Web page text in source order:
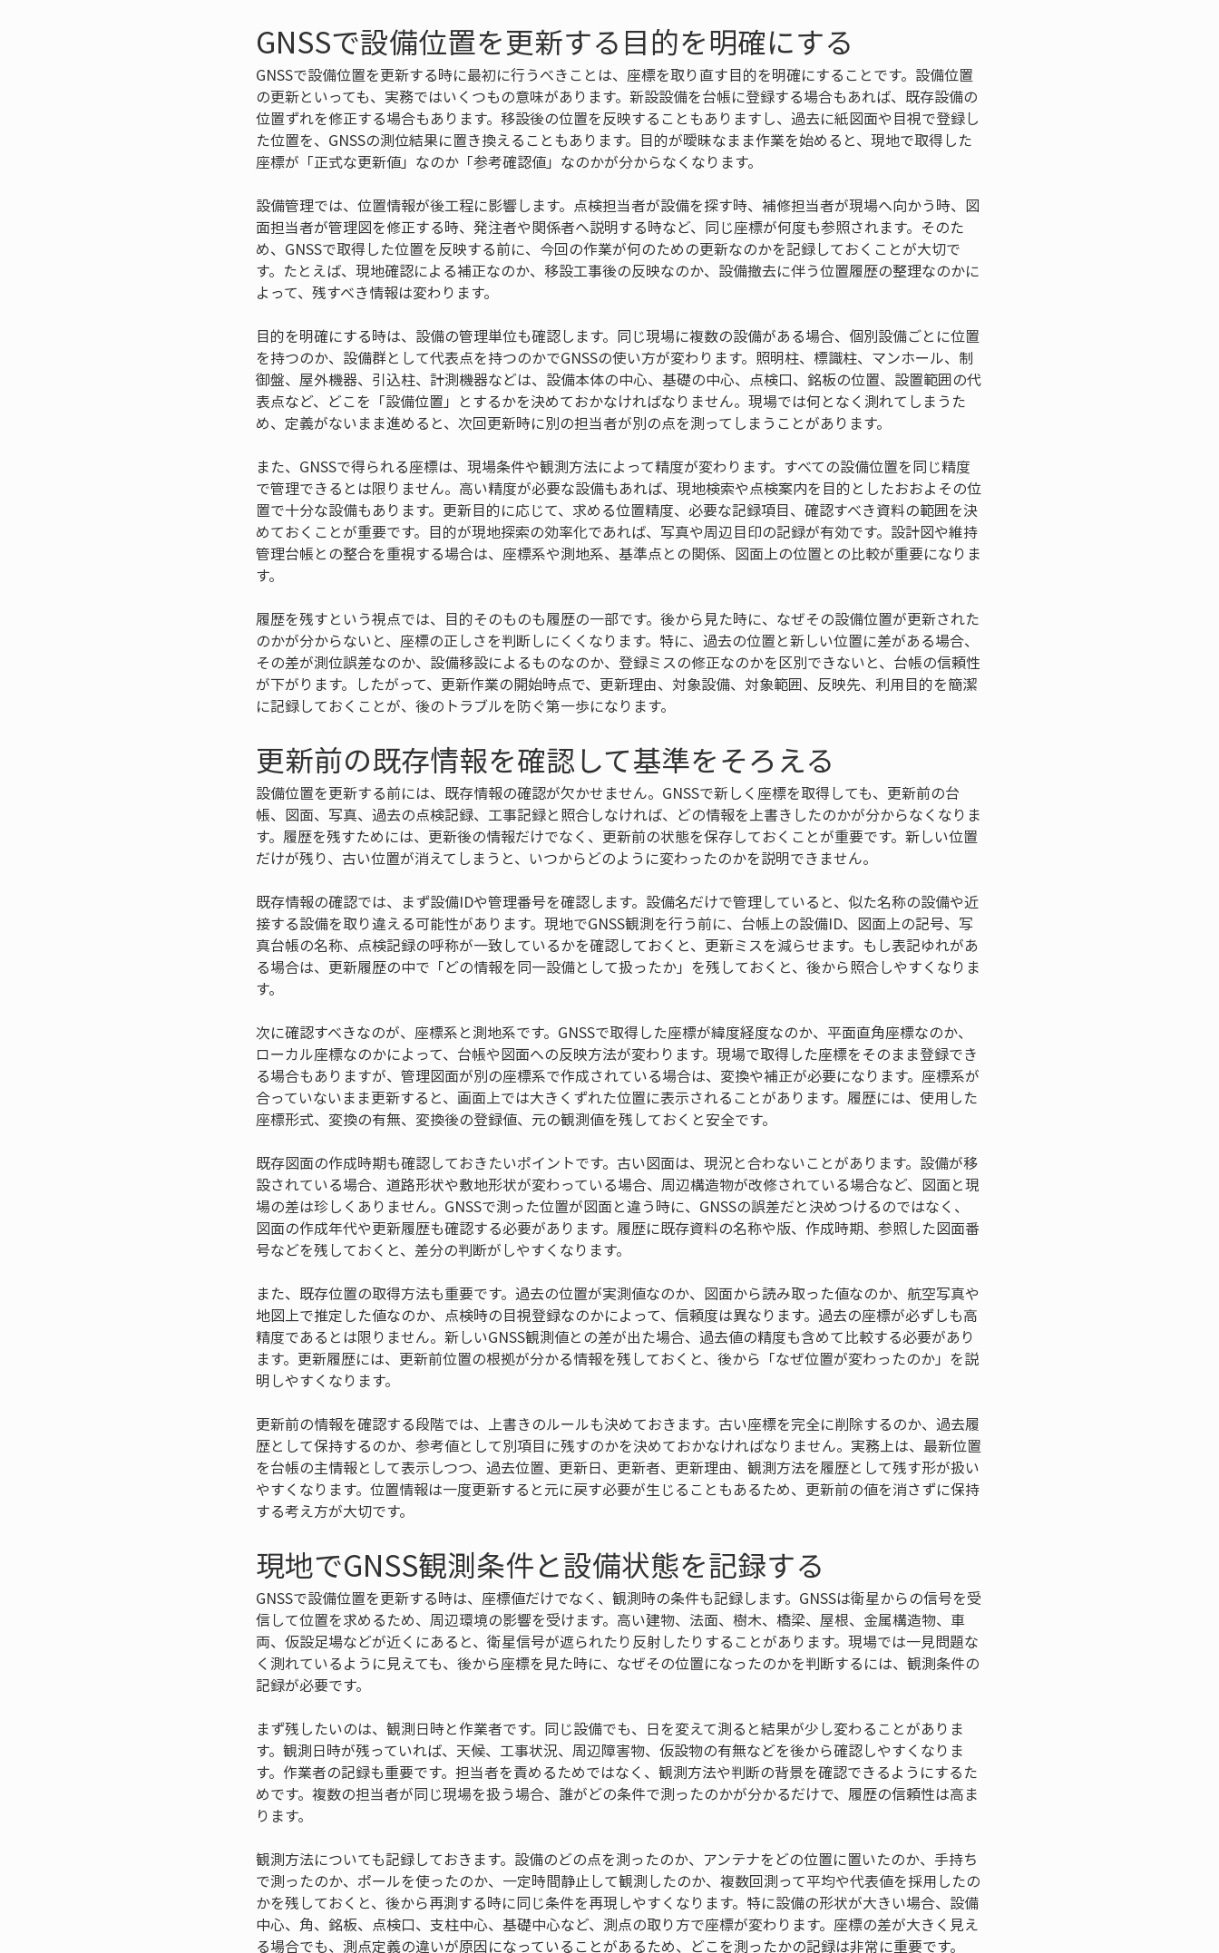
GNSSで設備位置を更新する目的を明確にする
GNSSで設備位置を更新する時に最初に行うべきことは、座標を取り直す目的を明確にすることです。設備位置
の更新といっても、実務ではいくつもの意味があります。新設設備を台帳に登録する場合もあれば、既存設備の
位置ずれを修正する場合もあります。移設後の位置を反映することもありますし、過去に紙図面や目視で登録し
た位置を、GNSSの測位結果に置き換えることもあります。目的が曖昧なまま作業を始めると、現地で取得した
座標が「正式な更新値」なのか「参考確認値」なのかが分からなくなります。
設備管理では、位置情報が後工程に影響します。点検担当者が設備を探す時、補修担当者が現場へ向かう時、図
面担当者が管理図を修正する時、発注者や関係者へ説明する時など、同じ座標が何度も参照されます。そのた
め、GNSSで取得した位置を反映する前に、今回の作業が何のための更新なのかを記録しておくことが大切で
す。たとえば、現地確認による補正なのか、移設工事後の反映なのか、設備撤去に伴う位置履歴の整理なのかに
よって、残すべき情報は変わります。
目的を明確にする時は、設備の管理単位も確認します。同じ現場に複数の設備がある場合、個別設備ごとに位置
を持つのか、設備群として代表点を持つのかでGNSSの使い方が変わります。照明柱、標識柱、マンホール、制
御盤、屋外機器、引込柱、計測機器などは、設備本体の中心、基礎の中心、点検口、銘板の位置、設置範囲の代
表点など、どこを「設備位置」とするかを決めておかなければなりません。現場では何となく測れてしまうた
め、定義がないまま進めると、次回更新時に別の担当者が別の点を測ってしまうことがあります。
また、GNSSで得られる座標は、現場条件や観測方法によって精度が変わります。すべての設備位置を同じ精度
で管理できるとは限りません。高い精度が必要な設備もあれば、現地検索や点検案内を目的としたおおよその位
置で十分な設備もあります。更新目的に応じて、求める位置精度、必要な記録項目、確認すべき資料の範囲を決
めておくことが重要です。目的が現地探索の効率化であれば、写真や周辺目印の記録が有効です。設計図や維持
管理台帳との整合を重視する場合は、座標系や測地系、基準点との関係、図面上の位置との比較が重要になりま
す。
履歴を残すという視点では、目的そのものも履歴の一部です。後から見た時に、なぜその設備位置が更新された
のかが分からないと、座標の正しさを判断しにくくなります。特に、過去の位置と新しい位置に差がある場合、
その差が測位誤差なのか、設備移設によるものなのか、登録ミスの修正なのかを区別できないと、台帳の信頼性
が下がります。したがって、更新作業の開始時点で、更新理由、対象設備、対象範囲、反映先、利用目的を簡潔
に記録しておくことが、後のトラブルを防ぐ第一歩になります。
更新前の既存情報を確認して基準をそろえる
設備位置を更新する前には、既存情報の確認が欠かせません。GNSSで新しく座標を取得しても、更新前の台
帳、図面、写真、過去の点検記録、工事記録と照合しなければ、どの情報を上書きしたのかが分からなくなりま
す。履歴を残すためには、更新後の情報だけでなく、更新前の状態を保存しておくことが重要です。新しい位置
だけが残り、古い位置が消えてしまうと、いつからどのように変わったのかを説明できません。
既存情報の確認では、まず設備IDや管理番号を確認します。設備名だけで管理していると、似た名称の設備や近
接する設備を取り違える可能性があります。現地でGNSS観測を行う前に、台帳上の設備ID、図面上の記号、写
真台帳の名称、点検記録の呼称が一致しているかを確認しておくと、更新ミスを減らせます。もし表記ゆれがあ
る場合は、更新履歴の中で「どの情報を同一設備として扱ったか」を残しておくと、後から照合しやすくなりま
す。
次に確認すべきなのが、座標系と測地系です。GNSSで取得した座標が緯度経度なのか、平面直角座標なのか、
ローカル座標なのかによって、台帳や図面への反映方法が変わります。現場で取得した座標をそのまま登録でき
る場合もありますが、管理図面が別の座標系で作成されている場合は、変換や補正が必要になります。座標系が
合っていないまま更新すると、画面上では大きくずれた位置に表示されることがあります。履歴には、使用した
座標形式、変換の有無、変換後の登録値、元の観測値を残しておくと安全です。
既存図面の作成時期も確認しておきたいポイントです。古い図面は、現況と合わないことがあります。設備が移
設されている場合、道路形状や敷地形状が変わっている場合、周辺構造物が改修されている場合など、図面と現
場の差は珍しくありません。GNSSで測った位置が図面と違う時に、GNSSの誤差だと決めつけるのではなく、
図面の作成年代や更新履歴も確認する必要があります。履歴に既存資料の名称や版、作成時期、参照した図面番
号などを残しておくと、差分の判断がしやすくなります。
また、既存位置の取得方法も重要です。過去の位置が実測値なのか、図面から読み取った値なのか、航空写真や
地図上で推定した値なのか、点検時の目視登録なのかによって、信頼度は異なります。過去の座標が必ずしも高
精度であるとは限りません。新しいGNSS観測値との差が出た場合、過去値の精度も含めて比較する必要があり
ます。更新履歴には、更新前位置の根拠が分かる情報を残しておくと、後から「なぜ位置が変わったのか」を説
明しやすくなります。
更新前の情報を確認する段階では、上書きのルールも決めておきます。古い座標を完全に削除するのか、過去履
歴として保持するのか、参考値として別項目に残すのかを決めておかなければなりません。実務上は、最新位置
を台帳の主情報として表示しつつ、過去位置、更新日、更新者、更新理由、観測方法を履歴として残す形が扱い
やすくなります。位置情報は一度更新すると元に戻す必要が生じることもあるため、更新前の値を消さずに保持
する考え方が大切です。
現地でGNSS観測条件と設備状態を記録する
GNSSで設備位置を更新する時は、座標値だけでなく、観測時の条件も記録します。GNSSは衛星からの信号を受
信して位置を求めるため、周辺環境の影響を受けます。高い建物、法面、樹木、橋梁、屋根、金属構造物、車
両、仮設足場などが近くにあると、衛星信号が遮られたり反射したりすることがあります。現場では一見問題な
く測れているように見えても、後から座標を見た時に、なぜその位置になったのかを判断するには、観測条件の
記録が必要です。
まず残したいのは、観測日時と作業者です。同じ設備でも、日を変えて測ると結果が少し変わることがありま
す。観測日時が残っていれば、天候、工事状況、周辺障害物、仮設物の有無などを後から確認しやすくなりま
す。作業者の記録も重要です。担当者を責めるためではなく、観測方法や判断の背景を確認できるようにするた
めです。複数の担当者が同じ現場を扱う場合、誰がどの条件で測ったのかが分かるだけで、履歴の信頼性は高ま
ります。
観測方法についても記録しておきます。設備のどの点を測ったのか、アンテナをどの位置に置いたのか、手持ち
で測ったのか、ポールを使ったのか、一定時間静止して観測したのか、複数回測って平均や代表値を採用したの
かを残しておくと、後から再測する時に同じ条件を再現しやすくなります。特に設備の形状が大きい場合、設備
中心、角、銘板、点検口、支柱中心、基礎中心など、測点の取り方で座標が変わります。座標の差が大きく見え
る場合でも、測点定義の違いが原因になっていることがあるため、どこを測ったかの記録は非常に重要です。